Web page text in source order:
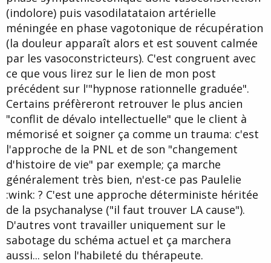
(indolore) puis vasodilatataion artérielle
méningée en phase vagotonique de récupération
(la douleur apparaît alors et est souvent calmée
par les vasoconstricteurs). C'est congruent avec
ce que vous lirez sur le lien de mon post
précédent sur l'"hypnose rationnelle graduée".
Certains préfèreront retrouver le plus ancien
"conflit de dévalo intellectuelle" que le client à
mémorisé et soigner ça comme un trauma: c'est
l'approche de la PNL et de son "changement
d'histoire de vie" par exemple; ça marche
généralement très bien, n'est-ce pas Paulelie
:wink: ? C'est une approche déterministe héritée
de la psychanalyse ("il faut trouver LA cause").
D'autres vont travailler uniquement sur le
sabotage du schéma actuel et ça marchera
aussi... selon l'habileté du thérapeute.